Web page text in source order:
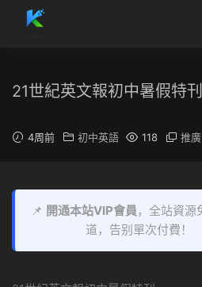
21世紀英文報初中暑假特
4周前 初中英語 118 推廣
📌 開通本站VIP會員，全站資源
道，告别單次付費！